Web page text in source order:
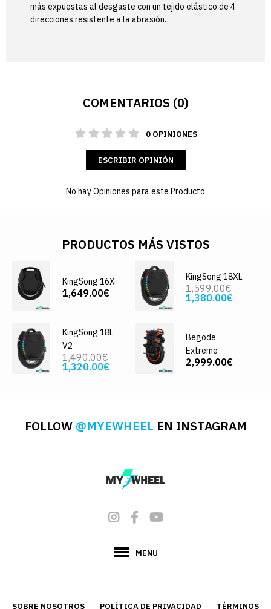
más expuestas al desgaste con un tejido elástico de 4
direcciones resistente a la abrasión.
COMENTARIOS (0)
0 OPINIONES
ESCRIBIR OPINIÓN
No hay Opiniones para este Producto
PRODUCTOS MÁS VISTOS
KingSong 16X
1,649.00€
KingSong 18XL
1,599.00€
1,380.00€
KingSong 18L
V2
1,490.00€
1,320.00€
Begode
Extreme
2,999.00€
FOLLOW @MYEWHEEL EN INSTAGRAM
MENU
SOBRE NOSOTROS POLÍTICA DE PRIVACIDAD TÉRMINOS Y